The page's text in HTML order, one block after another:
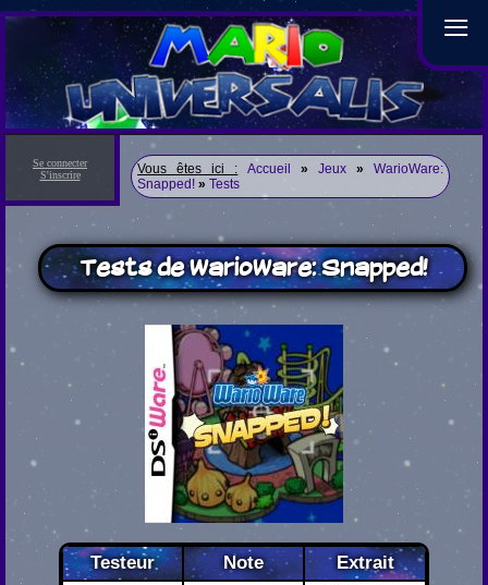
≡
Se connecter
S'inscrire
Vous êtes ici : Accueil » Jeux »
WarioWare:
Snapped! » Tests
Tests de WarioWare: Snapped!
Testeur Note Extrait